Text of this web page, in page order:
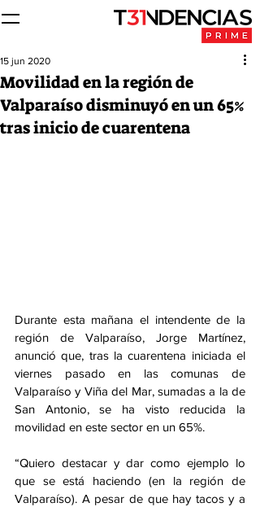
Movilidad en la región de
Valparaíso disminuyó en un 65%
tras inicio de cuarentena
15 jun 2020
Durante esta mañana el intendente de la
región de Valparaíso, Jorge Martínez,
anunció que, tras la cuarentena iniciada el
viernes pasado en las comunas de
Valparaíso y Viña del Mar, sumadas a la de
San Antonio, se ha visto reducida la
movilidad en este sector en un 65%.
“Quiero destacar y dar como ejemplo lo
que se está haciendo (en la región de
Valparaíso). A pesar de que hay tacos y a